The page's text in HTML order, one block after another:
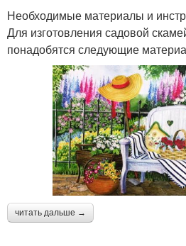
Необходимые материалы и
Для изготовления садовой
понадобятся следующие
читать дальше →